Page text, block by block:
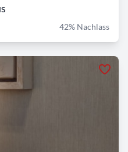
42% Nachlass